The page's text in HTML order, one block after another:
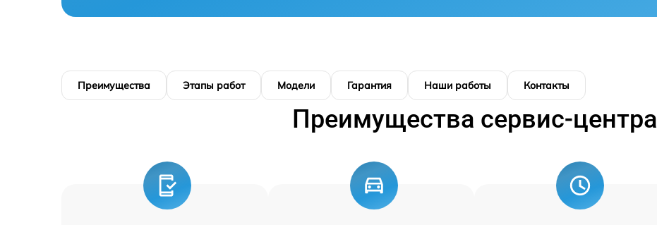
Преимущества Этапы работ Модели Гарантия Наши работы Контакты
Преимущества сервис-центра